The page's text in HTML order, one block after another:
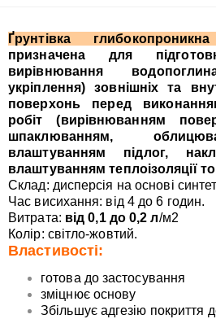
Ґрунтівка
призначена для
вирівнювання
укріплення) зовнішніх та
поверхонь перед
робіт (вирівнюванням
шпаклюванням,
влаштуванням підлог,
влаштуванням теплоізоляції
Склад: дисперсія на основі
Час висихання: від 4 до 6 годин.
Витрата: від 0,1 до 0,2 л/м2
Колір: світло-жовтий.
Властивості:
готова до застосування
зміцнює основу
Збільшує адгезію покриття